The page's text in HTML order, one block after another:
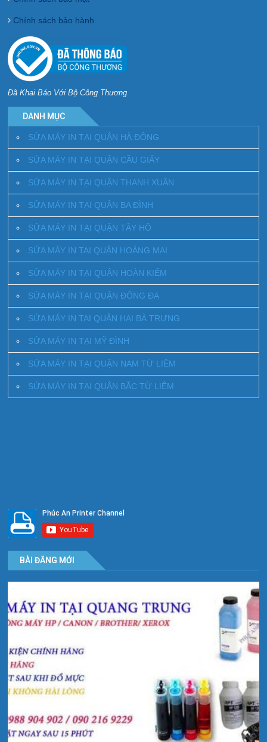
Chính sách bảo hành
Đã Khai Báo Với Bộ Công Thương
DANH MỤC
SỬA MÁY IN TẠI QUẬN HÀ ĐÔNG
SỬA MÁY IN TẠI QUẬN CẦU GIẤY
SỬA MÁY IN TẠI QUẬN THANH XUÂN
SỬA MÁY IN TẠI QUẬN BA ĐÌNH
SỬA MÁY IN TẠI QUẬN TÂY HỒ
SỬA MÁY IN TAI QUẬN HOÀNG MAI
SỬA MÁY IN TẠI QUẬN HOÀN KIẾM
SỬA MÁY IN TẠI QUẬN ĐỐNG ĐA
SỬA MÁY IN TAI QUẬN HAI BÀ TRƯNG
SỬA MÁY IN TẠI MỸ ĐÌNH
SỬA MÁY IN TẠI QUẬN NAM TỪ LIÊM
SỬA MÁY IN TẠI QUẬN BẮC TỪ LIÊM
BÀI ĐĂNG MỚI